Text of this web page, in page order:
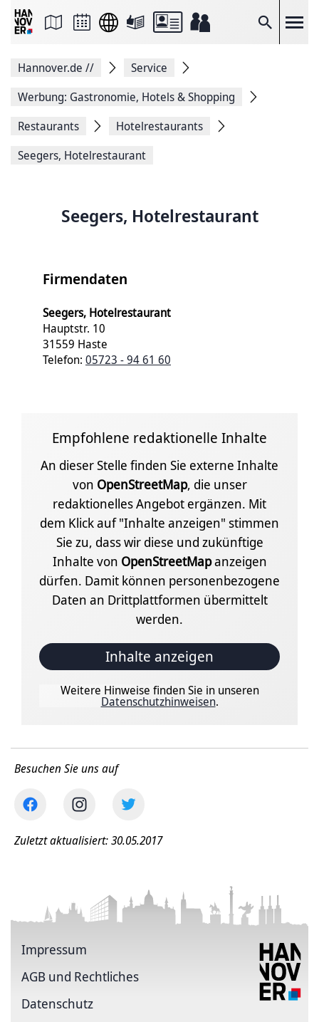
Suche
Seite
Facebook
teilen
Seitenlink
Seite
Hannover.de //
Service
Werbung: Gastronomie, Hotels & Shopping
Restaurants
Hotelrestaurants
Seegers, Hotelrestaurant
Seegers, Hotelrestaurant
Firmendaten
Seegers, Hotelrestaurant
Hauptstr. 10
31559 Haste
Telefon: 05723 - 94 61 60
Empfohlene redaktionelle Inhalte
An dieser Stelle finden Sie externe Inhalte
von OpenStreetMap, die unser
redaktionelles Angebot ergänzen. Mit
dem Klick auf "Inhalte anzeigen" stimmen
Sie zu, dass wir diese und zukünftige
Inhalte von OpenStreetMapanzeigen
dürfen. Damit können personenbezogene
Daten an Drittplattformen übermittelt
werden.
Inhalte anzeigen
Weitere Hinweise finden Sie in unseren
Datenschutzhinweisen.
Besuchen Sie uns auf
Zuletzt aktualisiert: 30.05.2017
Impressum
AGB und Rechtliches
Datenschutz